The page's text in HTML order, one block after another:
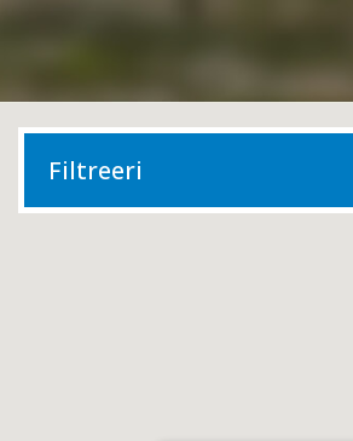
Filtreeri